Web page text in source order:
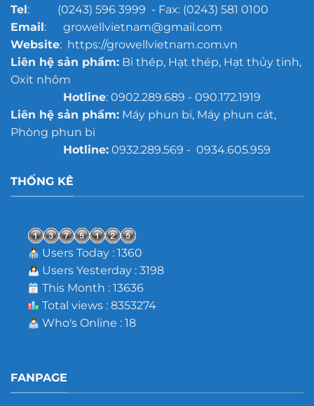
Tel: (0243) 596 3999 - Fax: (0243) 581 0100
Email: growellvietnam@gmail.com
Website: https://growellvietnam.com.vn
Liên hệ sản phẩm:Bi thép, Hạt thép, Hạt thủy tinh,
Oxit nhôm
Hotline: 0902.289.689 - 090.172.1919
Liên hệ sản phẩm:Máy phun bi, Máy phun cát,
Phòng phun bi
Hotline:0932.289.569 - 0934.605.959
THỐNG KÊ
Users Today : 1360
Users Yesterday : 3198
This Month : 13636
Total views : 8353274
Who's Online : 18
FANPAGE